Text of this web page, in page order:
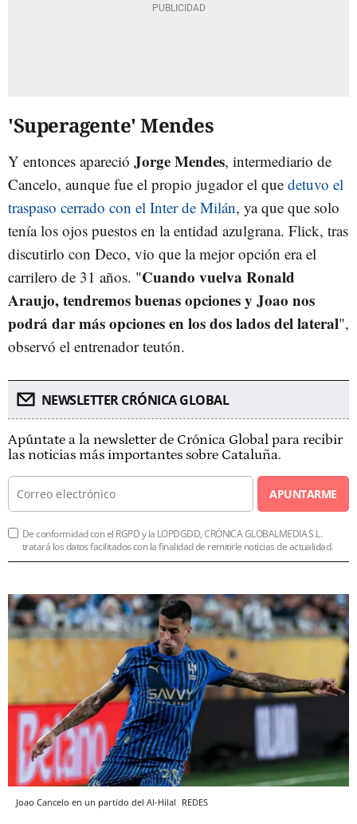
'Superagente' Mendes
Y entonces apareció Jorge Mendes, intermediario de
Cancelo, aunque fue el propio jugador el que detuvo el
traspaso cerrado con el Inter de Milán, ya que que solo
tenía los ojos puestos en la entidad azulgrana. Flick, tras
discutirlo con Deco, vio que la mejor opción era el
carrilero de 31 años. "Cuando vuelva Ronald
Araujo, tendremos buenas opciones y Joao nos
podrá dar más opciones en los dos lados del lateral",
observó el entrenador teutón.
NEWSLETTER CRÓNICA GLOBAL
Apúntate a la newsletter de Crónica Global para recibir
las noticias más importantes sobre Cataluña.
APUNTARME
De conformidad con el RGPD y la LOPDGDD, CRÓNICA GLOBALMEDIA S.L.
tratará los datos facilitados con la finalidad de remitirle noticias de actualidad.
Joao Cancelo en un partido del Al-Hilal REDES